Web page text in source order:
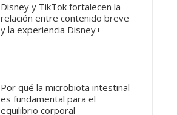
Disney y TikTok fortalecen la
relación entre contenido breve
y la experiencia Disney+
Por qué la microbiota intestinal
es fundamental para el
equilibrio corporal